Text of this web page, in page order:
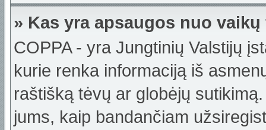
» Kas yra apsaugos nuo
COPPA - yra Jungtinių Valstijų
kurie renka informaciją iš
raštišką tėvų ar globėjų
jums, kaip bandančiam